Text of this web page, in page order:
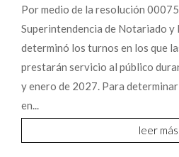
Por medio de la resolución
Superintendencia de Notariado y
determinó los turnos en los que
prestarán servicio al público
y enero de 2027. Para
en...
leer más